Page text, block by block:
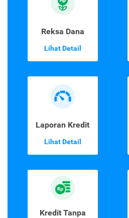
Reksa Dana
Lihat Detail
Laporan Kredit
Lihat Detail
Kredit Tanpa